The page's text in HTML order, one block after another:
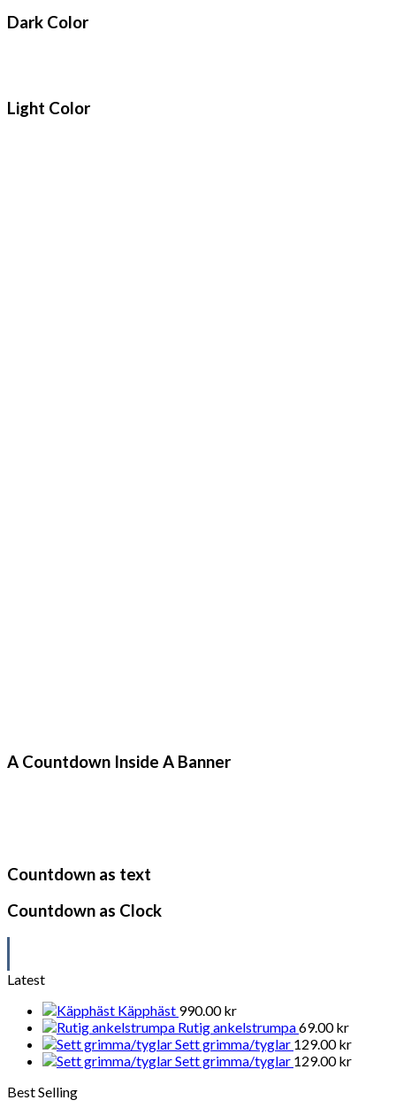
Dark Color
Light Color
A Countdown Inside A Banner
Countdown as text
Countdown as Clock
Latest
Käpphäst 990.00kr
Rutig ankelstrumpa69.00kr
Sett grimma/tyglar 129.00kr
Sett grimma/tyglar 129.00kr
Best Selling